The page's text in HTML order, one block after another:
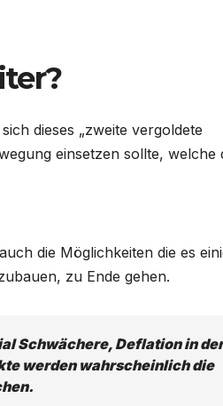
dieses „zweite vergoldete
einsetzen sollte, welche
die Möglichkeiten die es
zu Ende gehen.
Schwächere, Deflation in
werden wahrscheinlich die